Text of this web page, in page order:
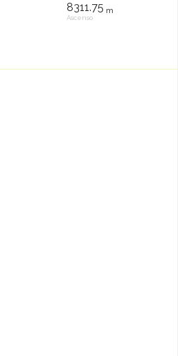
8311.75 m
Ascenso